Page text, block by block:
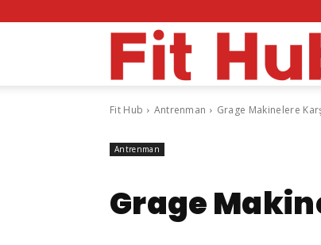
Fit Hub Antrenman Grage Makinelere
Antrenman
Grage